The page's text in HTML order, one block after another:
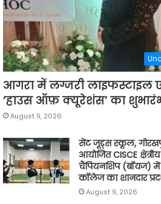
आगरा में लग्जरी लाइफस्टाइल
‘हाउस ऑफ़ क्यूरेशंस’ का
August 9, 2026
सेंट जूड्स स्कूल, गोरखपुर
आयोजित CISCE
चैंपियनशिप (बॉयज) में
कॉलेज का शानदार
August 9, 2026